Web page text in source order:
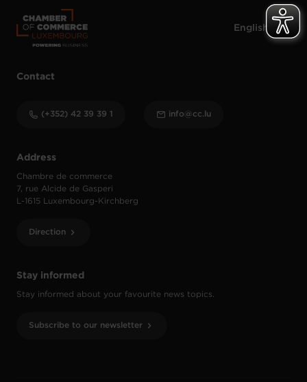
Stay informed
Stay informed about your favourite news topics.
Subscribe to our newsletter
Address
Chambre de commerce
7, rue Alcide de Gasperi
L-1615 Luxembourg-Kirchberg
Direction
Contact
(+352) 42 39 39 1 info@cc.lu